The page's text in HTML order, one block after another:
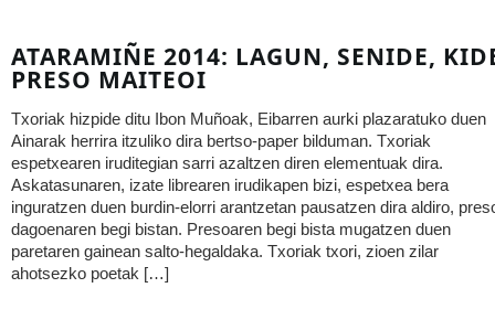
ATARAMIÑE 2014: LAGUN, SENIDE,
PRESO MAITEOI
Txoriak hizpide ditu Ibon Muñoak, Eibarren aurki plazaratuko duen
Ainarak herrira itzuliko dira bertso-paper bilduman. Txoriak
espetxearen iruditegian sarri azaltzen diren elementuak dira.
Askatasunaren, izate librearen irudikapen bizi, espetxea bera
inguratzen duen burdin-elorri arantzetan pausatzen dira aldiro,
dagoenaren begi bistan. Presoaren begi bista mugatzen duen
paretaren gainean salto-hegaldaka. Txoriak txori, zioen zilar
ahotsezko poetak […]